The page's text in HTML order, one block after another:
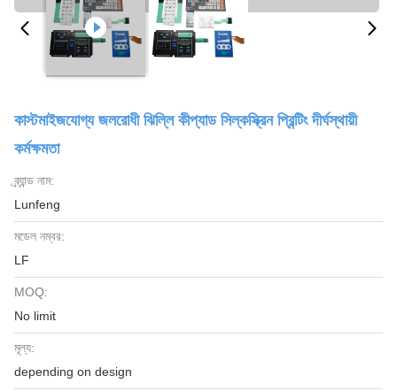
কাস্টমাইজযোগ্য জলরোধী ঝিল্লি কীপ্যাড সিল্কস্ক্রিন প্রিন্টিং দীর্ঘস্থায়ী
কর্মক্ষমতা
ব্র্যান্ড নাম:
Lunfeng
মডেল নম্বর:
LF
MOQ:
No limit
মূল্য:
depending on design